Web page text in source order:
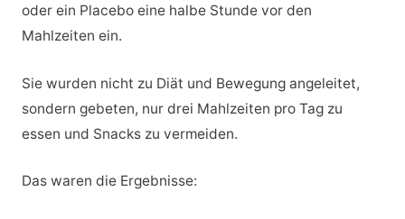
oder ein Placebo eine halbe Stunde vor den
Mahlzeiten ein.
Sie wurden nicht zu Diät und Bewegung angeleitet,
sondern gebeten, nur drei Mahlzeiten pro Tag zu
essen und Snacks zu vermeiden.
Das waren die Ergebnisse: